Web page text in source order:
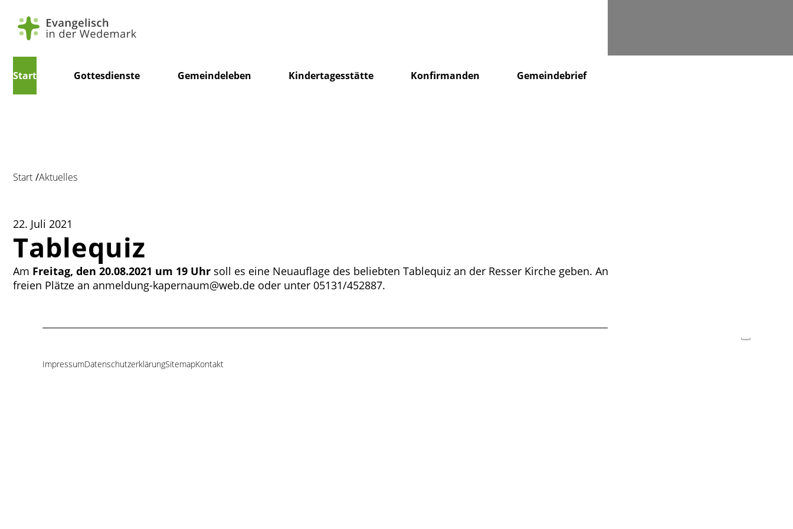
überspringen
Start Gottesdienste Gemeindeleben Kindertagesstätte Konfirmanden Gemeindebrief
Start Aktuelles
22. Juli 2021
Tablequiz
Am Freitag, den 20.08.2021 um 19 Uhr soll es eine Neuauflage des beliebten Tablequiz an der Resser Kirche geben. Anmeldungen für die noch wenigen
freien Plätze an anmeldung-kapernaum@web.de oder unter 05131/452887.
Navigation
ImpressumDatenschutzerklärungSitemapKontakt